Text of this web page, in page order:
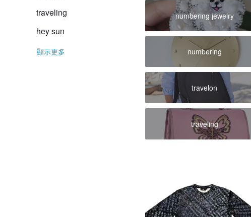
traveling
hey sun
顯示更多
numbering jewelry
numbering
travelon
traveling